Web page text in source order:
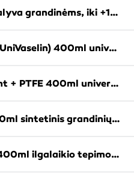
MASTON Chain Oil 400ml-alyva grandinėms, iki +140С
MASTON Multi Lube Dark ( UniVaselin) 400ml universalus,tamsus vazelinas
MASTON Universal Lubricant + PTFE 400ml universalus tepalas su PTFE
MOLYKOTE 1122 Spray / 400ml sintetinis grandinių tepalas, aerozolis
MOLYKOTE MKL-N Spray /400ml ilgalaikio tepimo aerozolis